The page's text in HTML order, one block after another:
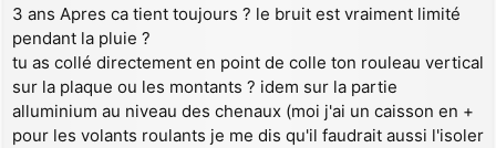
g
e
3 ans Apres ca tient toujours ? le bruit est vraiment limité
pendant la pluie ?
tu as collé directement en point de colle ton rouleau vertical
sur la plaque ou les montants ? idem sur la partie
alluminium au niveau des chenaux (moi j'ai un caisson en +
pour les volants roulants je me dis qu'il faudrait aussi l'isoler